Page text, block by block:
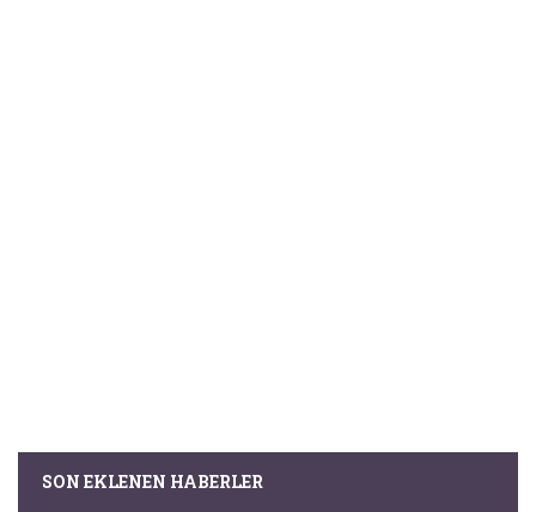
SON EKLENEN HABERLER